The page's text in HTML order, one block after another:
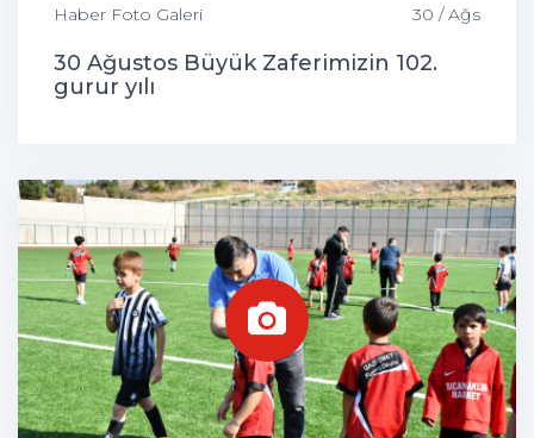
Haber Foto Galeri 30 / Ağs
30 Ağustos Büyük Zaferimizin 102.
gurur yılı